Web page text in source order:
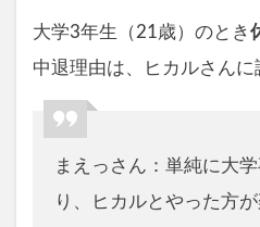
大学3年生（21歳）のとき
中退理由は、ヒカルさんに
まえっさん：単純に大
り、ヒカルとやった方